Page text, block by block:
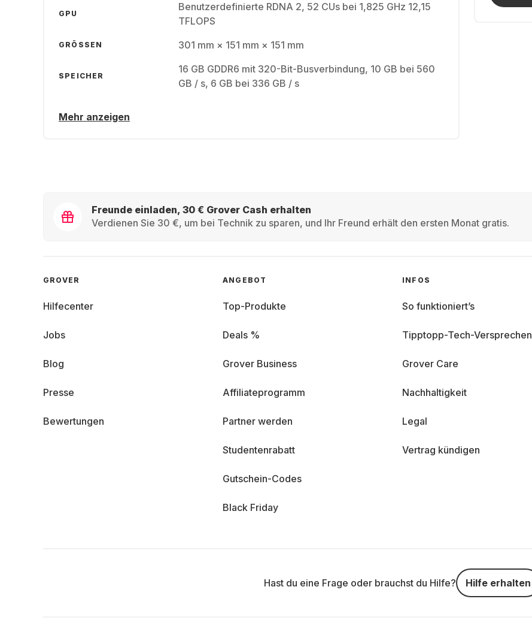
GPU
Benutzerdefinierte RDNA 2, 52 CUs bei 1,825 GHz 12,15
TFLOPS
GRÖSSEN 301 mm × 151 mm × 151 mm
SPEICHER
16 GB GDDR6 mit 320-Bit-Busverbindung, 10 GB bei 560
GB / s, 6 GB bei 336 GB / s
Mehr anzeigen
Freunde einladen, 30 € Grover Cash erhalten
Verdienen Sie 30 €, um bei Technik zu sparen, und Ihr Freund erhält den ersten Monat gratis.
GROVER
Hilfecenter
Jobs
Blog
Presse
Bewertungen
ANGEBOT
Top-Produkte
Deals %
Grover Business
Affiliateprogramm
Partner werden
Studentenrabatt
Gutschein-Codes
Black Friday
INFOS
So funktioniert’s
Tipptopp-Tech-Versprechen
Grover Care
Nachhaltigkeit
Legal
Vertrag kündigen
Hast du eine Frage oder brauchst du Hilfe? Hilfe erhalten